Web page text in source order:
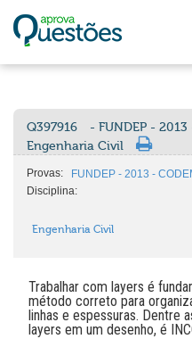
Q397916
- FUNDEP -
Engenharia Civil
Provas:
FUNDEP - 2013 -
Disciplina:
Engenharia Civil
Trabalhar com layers é
método correto para
linhas e espessuras. Dentre
layers em um desenho, é